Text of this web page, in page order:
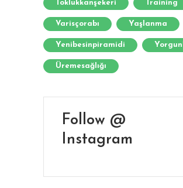
Toklukkanşekeri Training
Varisçorabı Yaşlanma
Yenibesinpiramidi
Üremesağlığı
Follow @
Instagram